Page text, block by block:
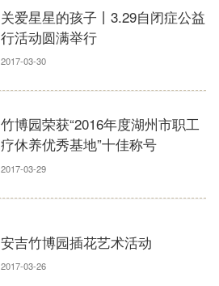
关爱星星的孩子丨3.29自闭症公益
行活动圆满举行
2017-03-30
竹博园荣获“2016年度湖州市职工
疗休养优秀基地”十佳称号
2017-03-29
安吉竹博园插花艺术活动
2017-03-26